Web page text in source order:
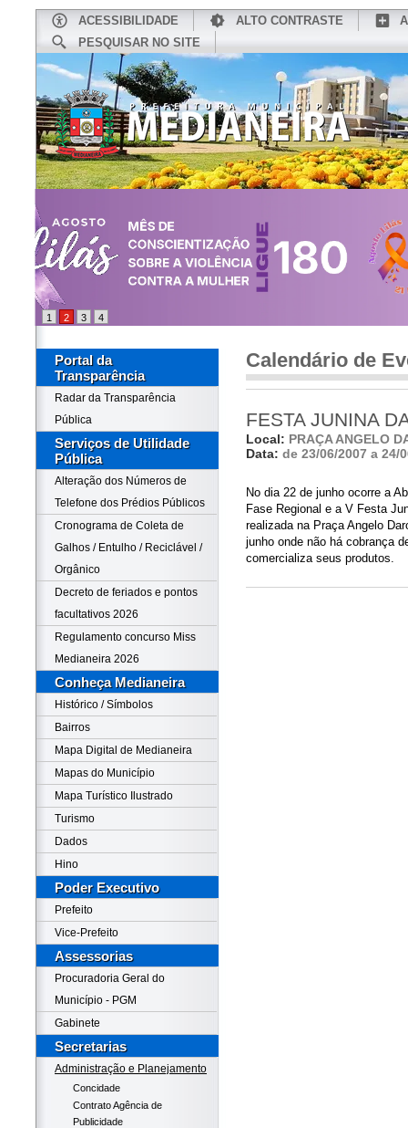
ACESSIBILIDADE ALTO CONTRASTE
PESQUISAR NO SITE
1 2 3 4
Portal da
Transparência
Radar da Transparência
Pública
Serviços de Utilidade
Pública
Alteração dos Números de
Telefone dos Prédios Públicos
Cronograma de Coleta de
Galhos / Entulho / Reciclável /
Orgânico
Decreto de feriados e pontos
facultativos 2026
Regulamento concurso Miss
Medianeira 2026
Conheça Medianeira
Histórico / Símbolos
Bairros
Mapa Digital de Medianeira
Mapas do Município
Mapa Turístico Ilustrado
Turismo
Dados
Hino
Poder Executivo
Prefeito
Vice-Prefeito
Assessorias
Procuradoria Geral do
Município - PGM
Gabinete
Secretarias
Administração e Planejamento
Concidade
Contrato Agência de
Publicidade
Calendário de
FESTA JUNINA
Local: PRAÇA ANGELO
Data: de 23/06/2007 a 24/
No dia 22 de junho ocorre a
Fase Regional e a V Festa
realizada na Praça Angelo
junho onde não há cobrança
comercializa seus produtos.